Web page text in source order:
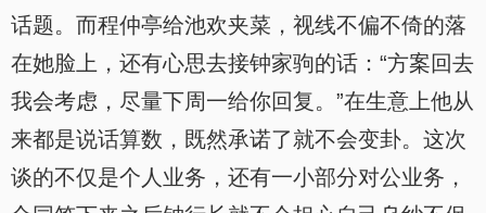
话题。而程仲亭给池欢夹菜，视线不偏不倚的落
在她脸上，还有心思去接钟家驹的话：“方案回去
我会考虑，尽量下周一给你回复。”在生意上他从
来都是说话算数，既然承诺了就不会变卦。这次
谈的不仅是个人业务，还有一小部分对公业务，